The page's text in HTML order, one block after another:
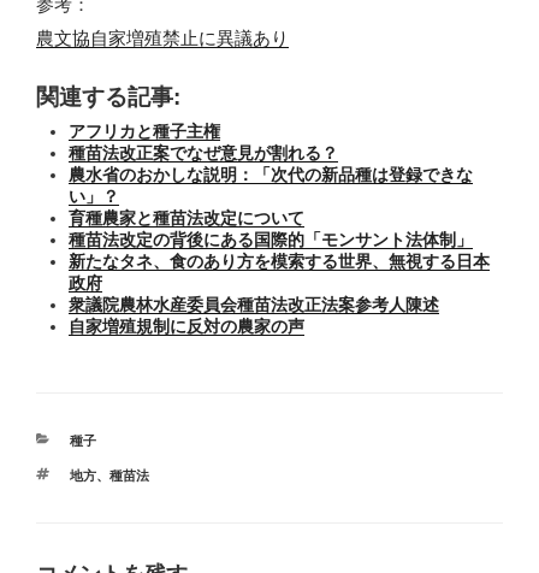
農文協自家増殖禁止に異議あり
関連する記事:
アフリカと種子主権
種苗法改正案でなぜ意見が割れる？
農水省のおかしな説明：「次代の新品種は登録できな
い」？
育種農家と種苗法改定について
種苗法改定の背後にある国際的「モンサント法体制」
新たなタネ、食のあり方を模索する世界、無視する日本
政府
衆議院農林水産委員会種苗法改正法案参考人陳述
自家増殖規制に反対の農家の声
カ
ゴ
種子
タ
地方、 種苗法